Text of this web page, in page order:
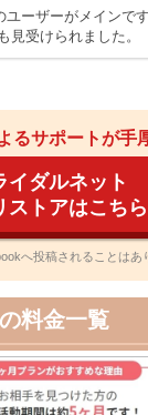
ユーザーがメインで
見受けられました。
るサポートが手
イダルネット
ストアはこちら
へ投稿されることはあ
料金一覧